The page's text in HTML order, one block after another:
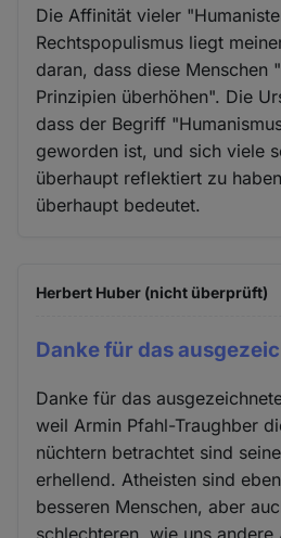
Die Affinität vieler
Rechtspopulismus liegt
daran, dass diese Menschen
Prinzipien überhöhen". Die
dass der Begriff
geworden ist, und sich viele
überhaupt reflektiert zu
überhaupt bedeutet.
Herbert Huber (nicht überprüft)
Danke für das
Danke für das
weil Armin Pfahl-Traughber
nüchtern betrachtet sind
erhellend. Atheisten sind
besseren Menschen, aber